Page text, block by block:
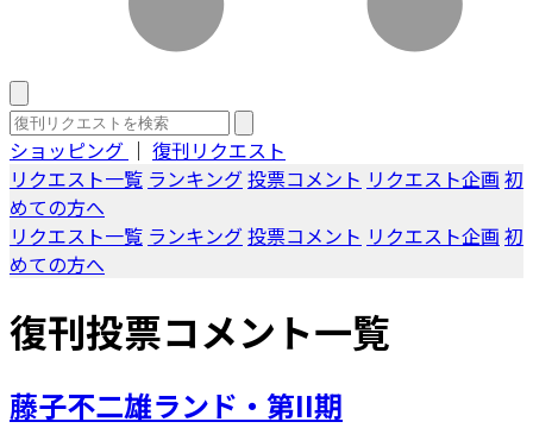
ショッピング ｜ 復刊リクエスト
リクエスト一覧 ランキング投票コメント リクエスト企画 初
めての方へ
リクエスト一覧 ランキング投票コメント リクエスト企画 初
めての方へ
復刊投票コメント一覧
藤子不二雄ランド・第II期